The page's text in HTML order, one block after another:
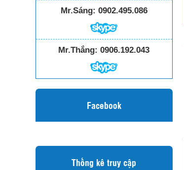
Mr.Sáng: 0902.495.086
Mr.Thắng: 0906.192.043
Facebook
Thống kê truy cập